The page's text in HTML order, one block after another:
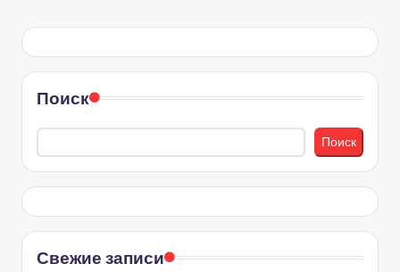
Поиск
Поиск
Свежие записи